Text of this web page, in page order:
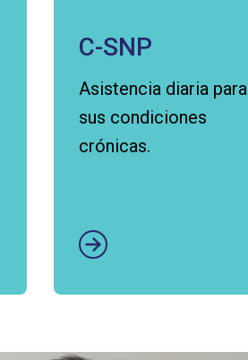
C-SNP
Asistencia diaria para
sus condiciones
crónicas.